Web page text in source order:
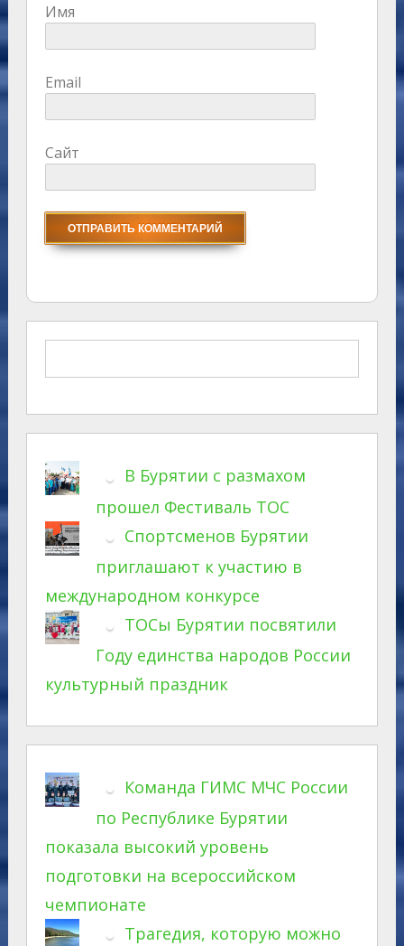
Имя
Email
Сайт
В Бурятии с размахом
прошел Фестиваль ТОС
Спортсменов Бурятии
приглашают к участию в
международном конкурсе
ТОСы Бурятии посвятили
Году единства народов России
культурный праздник
Команда ГИМС МЧС России
по Республике Бурятии
показала высокий уровень
подготовки на всероссийском
чемпионате
Трагедия, которую можно